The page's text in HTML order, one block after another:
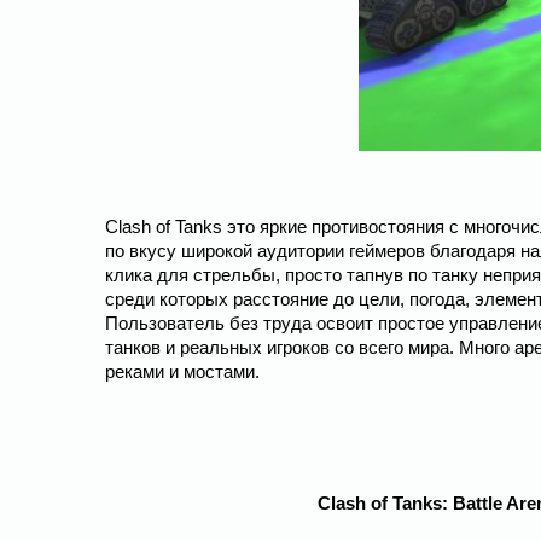
Clash of Tanks это яркие противостояния с
по вкусу широкой аудитории геймеров благодаря
клика для стрельбы, просто тапнув по танку
среди которых расстояние до цели, погода,
Пользователь без труда освоит простое
танков и реальных игроков со всего мира. Много
реками и мостами.
Clash of Tanks: Battle